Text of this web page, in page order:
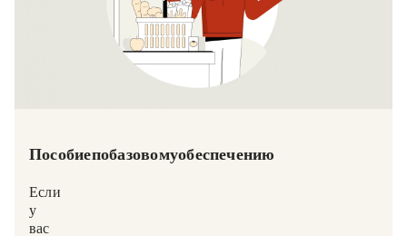
Пособие по базовому обеспечению (Grundsicherungsgeld)
Если
у
вас